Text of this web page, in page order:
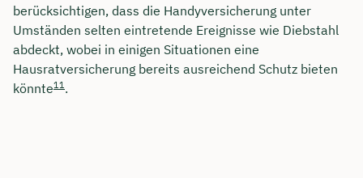
berücksichtigen, dass die Handyversicherung unter
Umständen selten eintretende Ereignisse wie Diebstahl
abdeckt, wobei in einigen Situationen eine
Hausratversicherung bereits ausreichend Schutz bieten
könnte11 .